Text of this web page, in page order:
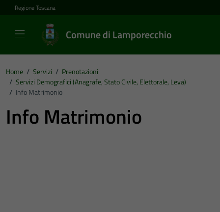
Vai ai contenuti
Vai al footer
Regione Toscana
Comune di Lamporecchio
Home / Servizi / Prenotazioni
/ Servizi Demografici (Anagrafe, Stato Civile, Elettorale, Leva)
/ Info Matrimonio
Info Matrimonio